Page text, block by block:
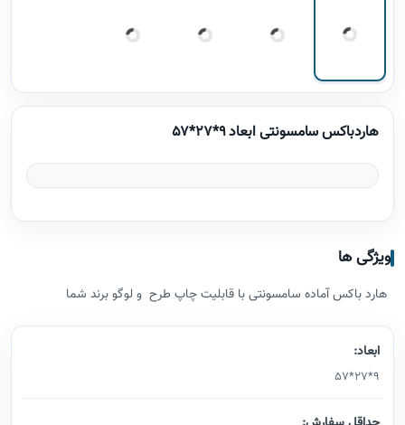
هاردباکس سامسونتی ابعاد 9*27*57
ویژگی ها
هارد باکس آماده سامسونتی با قابلیت چاپ طرح و لوگو برند شما
ابعاد:
9*27*57